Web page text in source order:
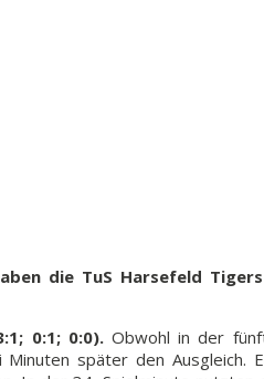
die TuS Harsefeld
0:1; 0:0).Obwohl in der
später den